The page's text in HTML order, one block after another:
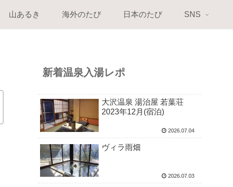
山あるき 海外のたび 日本のたび SNS
新着温泉入湯レポ
大沢温泉 湯治屋 若葉荘
2023年12月(宿泊)
2026.07.04
ヴィラ雨畑
2026.07.03